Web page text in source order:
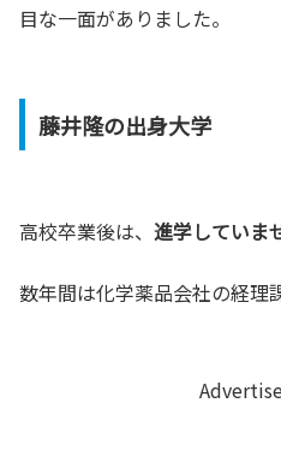
目な一面がありました。
藤井隆の出身大学
高校卒業後は、 進学していま
数年間は化学薬品会社の経理